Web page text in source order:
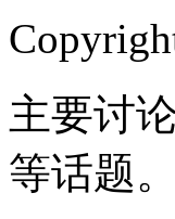
主要讨
等话题。